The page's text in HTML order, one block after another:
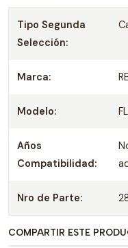
Tipo Segunda
Selección:
Marca:
Modelo:
Años
Compatibilidad:
Nro de Parte:
COMPARTIR ESTE